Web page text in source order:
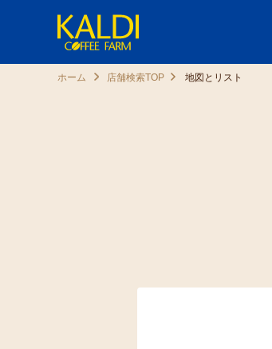
ホーム 店舗検索TOP 地図とリスト